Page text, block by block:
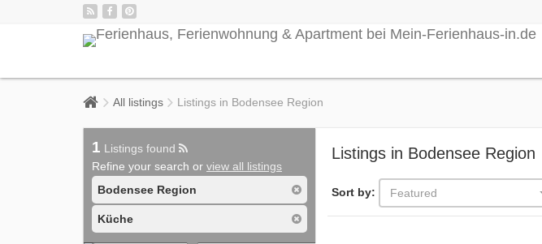
All listings Listings in Bodensee Region
Listings in Bodensee Region
Sort by: Featured
1 Listings found
Refine your search or view all listings
Bodensee Region
Küche